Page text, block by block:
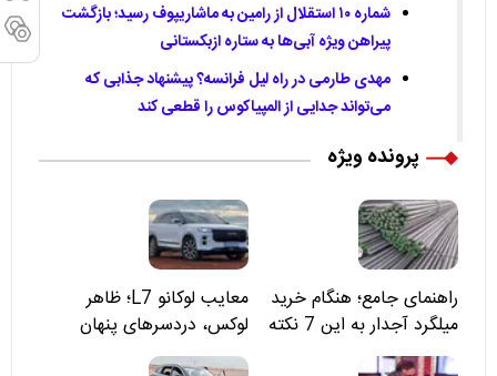
شماره ۱۰ استقلال از رامین به ماشاریپوف رسید؛ بازگشت
پیراهن ویژه آبی‌ها به ستاره ازبکستانی
مهدی طارمی در راه لیل فرانسه؟ پیشنهاد جذابی که
می‌تواند جدایی از المپیاکوس را قطعی کند
پرونده ویژه
راهنمای جامع؛ هنگام خرید
میلگرد آجدار به این 7 نکته
توجه کنید
معایب لوکانو L7؛ ظاهر
لوکس، دردسرهای پنهان